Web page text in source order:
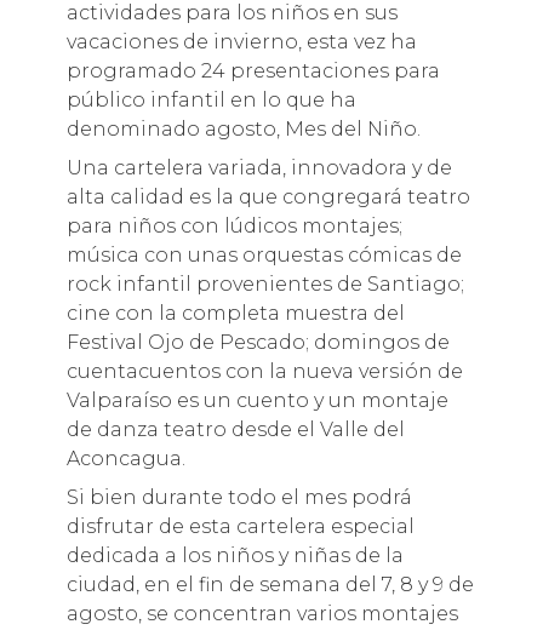
actividades para los niños en sus
vacaciones de invierno, esta vez ha
programado 24 presentaciones para
público infantil en lo que ha
denominado agosto, Mes del Niño.
Una cartelera variada, innovadora y de
alta calidad es la que congregará teatro
para niños con lúdicos montajes;
música con unas orquestas cómicas de
rock infantil provenientes de Santiago;
cine con la completa muestra del
Festival Ojo de Pescado; domingos de
cuentacuentos con la nueva versión de
Valparaíso es un cuento y un montaje
de danza teatro desde el Valle del
Aconcagua.
Si bien durante todo el mes podrá
disfrutar de esta cartelera especial
dedicada a los niños y niñas de la
ciudad, en el fin de semana del 7, 8 y 9 de
agosto, se concentran varios montajes